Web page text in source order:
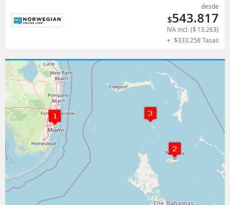
desde
$543.817
IVA incl. ($ 13.263)
+ $333.258Tasas